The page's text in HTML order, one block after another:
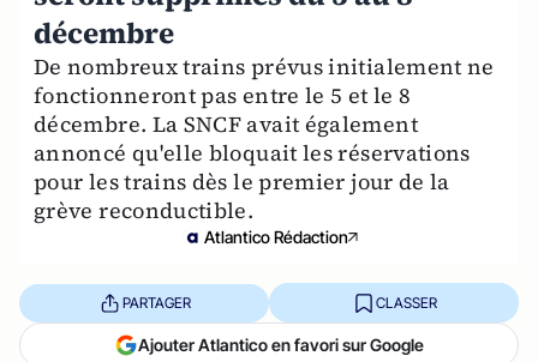
décembre
De nombreux trains prévus initialement ne
fonctionneront pas entre le 5 et le 8
décembre. La SNCF avait également
annoncé qu'elle bloquait les réservations
pour les trains dès le premier jour de la
grève reconductible.
Atlantico Rédaction
PARTAGER CLASSER
Ajouter Atlantico en favori sur Google